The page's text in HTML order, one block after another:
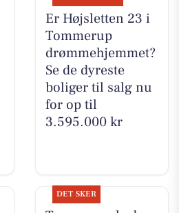
Er Højsletten 23 i
Tommerup
drømmehjemmet?
Se de dyreste
boliger til salg nu
for op til
3.595.000 kr
DET SKER